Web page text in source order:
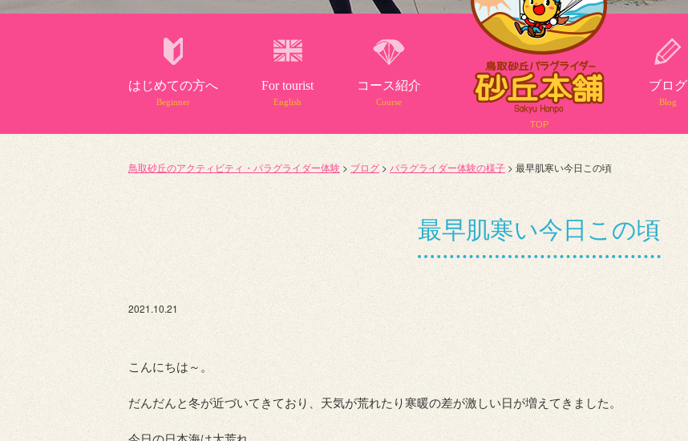
TOP
はじめての方へ
Beginner
For tourist
English
コース紹介
Course
ブログ
Blog
鳥取砂丘のアクティビティ・パラグライダー体験 > ブログ > パラグライダー体験の様子 > 最早肌寒い今日この頃
最早肌寒い今日この頃
2021.10.21
こんにちは～。
だんだんと冬が近づいてきており、天気が荒れたり寒暖の差が激しい日が増えてきました。